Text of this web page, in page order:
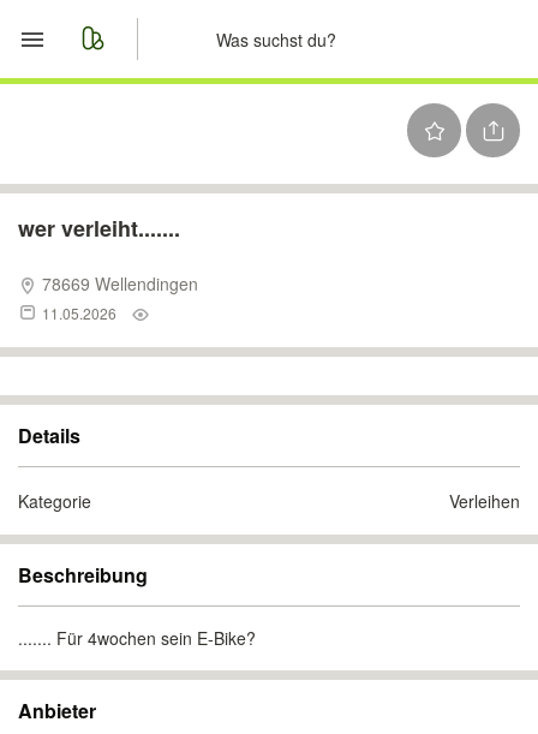
Nachrichten
Anzeige aufgeben
wer verleiht.......
78669 Wellendingen
11.05.2026
Details
Kategorie Verleihen
Beschreibung
....... Für 4wochen sein E-Bike?
Anbieter